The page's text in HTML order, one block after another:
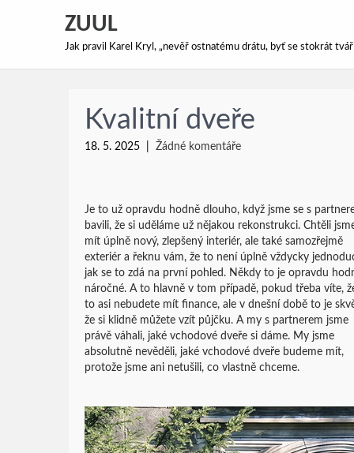
ZUUL
Jak pravil Karel Kryl, „nevěř ostnatému drátu, byť se stokrát
Kvalitní dveře
18. 5. 2025 Žádné komentáře
Je to už opravdu hodně dlouho, když jsme se s
bavili, že si uděláme už nějakou rekonstrukci. Chtěli
mít úplně nový, zlepšený interiér, ale také samozřejmě
exteriér a řeknu vám, že to není úplně vždycky
jak se to zdá na první pohled. Někdy to je opravdu
náročné. A to hlavně v tom případě, pokud třeba víte,
to asi nebudete mít finance, ale v dnešní době to je
že si klidně můžete vzít půjčku. A my s partnerem jsme
právě váhali, jaké vchodové dveře si dáme. My jsme
absolutně nevěděli, jaké vchodové dveře budeme mít,
protože jsme ani netušili, co vlastně chceme.